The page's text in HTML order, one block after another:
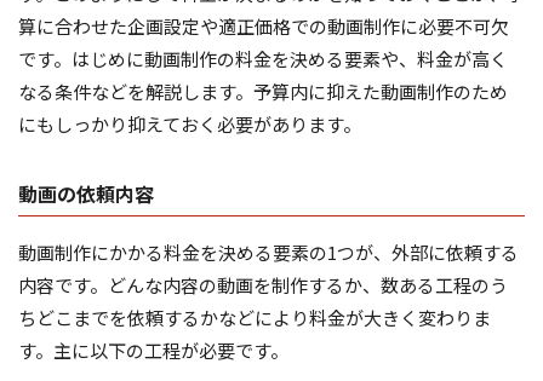
算に合わせた企画設定や適正価格での動画制作に必要不可欠
です。はじめに動画制作の料金を決める要素や、料金が高く
なる条件などを解説します。予算内に抑えた動画制作のため
にもしっかり抑えておく必要があります。
動画の依頼内容
動画制作にかかる料金を決める要素の1つが、外部に依頼する
内容です。どんな内容の動画を制作するか、数ある工程のう
ちどこまでを依頼するかなどにより料金が大きく変わりま
す。主に以下の工程が必要です。